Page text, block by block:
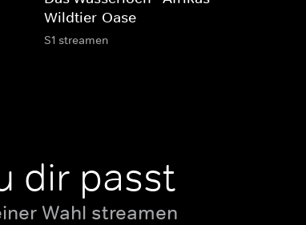
Wildtier-Oase
S1 streamen
dir passt
Wahl streamen